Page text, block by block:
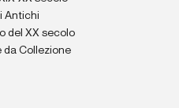
Antichi
del XX secolo
da Collezione